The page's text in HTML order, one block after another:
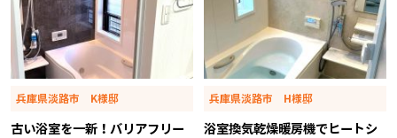
兵庫県淡路市 K様邸
古い浴室を一新！バリアフリー
兵庫県淡路市 H様邸
浴室換気乾燥暖房機でヒートシ